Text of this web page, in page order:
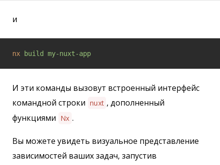
и
nx build my-nuxt-app
И эти команды вызовут встроенный интерфейс
командной строки nuxt , дополненный
функциями Nx .
Вы можете увидеть визуальное представление
зависимостей ваших задач, запустив